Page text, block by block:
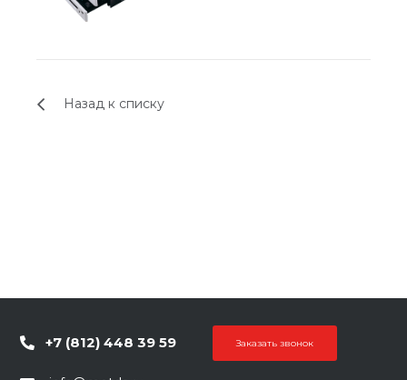
Назад к списку
+7 (812) 448 39 59 Заказать звонок